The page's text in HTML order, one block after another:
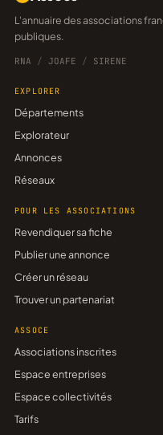
L'annuaire des associations françaises, construit sur les données
publiques.
RNA / JOAFE / SIRENE
EXPLORER
Départements
Explorateur
Annonces
Réseaux
POUR LES ASSOCIATIONS
Revendiquer sa fiche
Publier une annonce
Créer un réseau
Trouver un partenariat
ASSOCE
Associations inscrites
Espace entreprises
Espace collectivités
Tarifs